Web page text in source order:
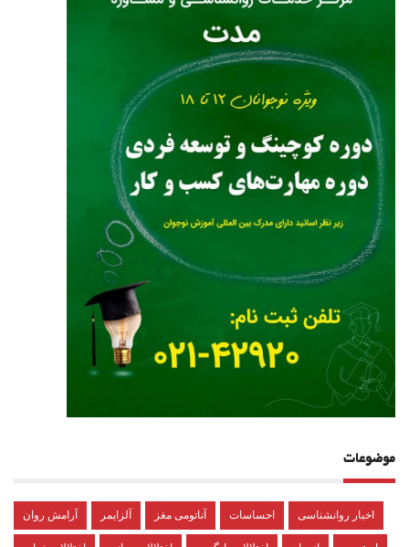
موضوعات
آرامش روان آلزایمر آناتومی مغز احساسات اخبار روانشناسی